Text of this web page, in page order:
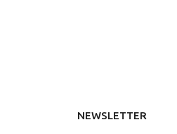
NEWSLETTER